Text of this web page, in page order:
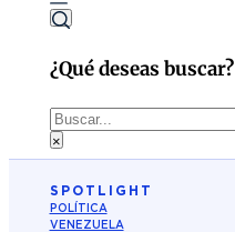
¿Qué deseas buscar?
Buscar
×
SPOTLIGHT
POLÍTICA
VENEZUELA